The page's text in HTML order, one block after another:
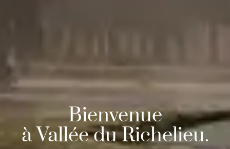
Bienvenue﻿
à Vallée du Richelieu.